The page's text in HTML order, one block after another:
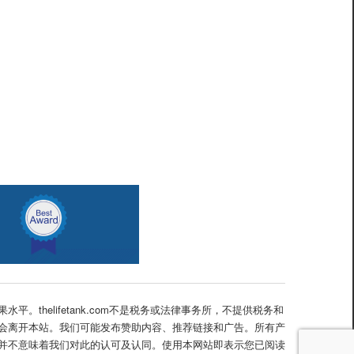
平。thelifetank.com不是税务或法律事务所，不提供税务和
开本站。我们可能发布赞助内容、推荐链接和广告。所有产
意味着我们对此的认可及认同。使用本网站即表示您已阅读